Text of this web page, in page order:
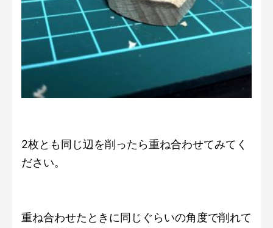
2枚とも同じ辺を削ったら重ね合わせてみてく
ださい。
重ね合わせたときに同じぐらいの角度で削れて